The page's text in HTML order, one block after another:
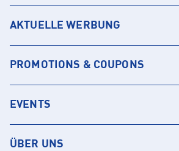
AKTUELLE WERBUNG
PROMOTIONS & COUPONS
EVENTS
ÜBER UNS